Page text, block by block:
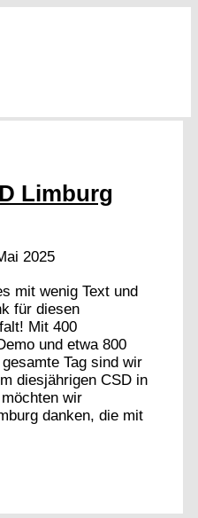
Limburg
2025
mit wenig Text und
für diesen
Mit 400
und etwa 800
Tag sind wir
diesjährigen CSD in
wir
danken, die mit